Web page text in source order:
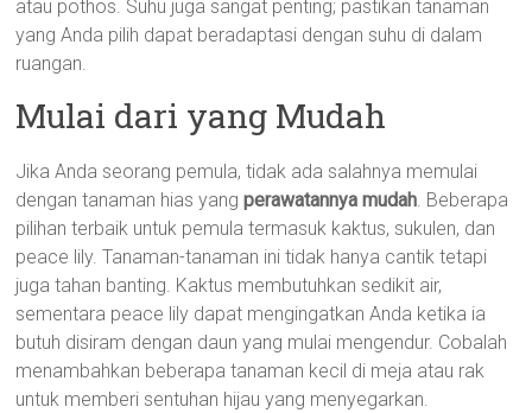
atau pothos. Suhu juga sangat penting; pastikan tanaman
yang Anda pilih dapat beradaptasi dengan suhu di dalam
ruangan.
Mulai dari yang Mudah
Jika Anda seorang pemula, tidak ada salahnya memulai
dengan tanaman hias yangperawatannya mudah. Beberapa
pilihan terbaik untuk pemula termasuk kaktus, sukulen, dan
peace lily. Tanaman-tanaman ini tidak hanya cantik tetapi
juga tahan banting. Kaktus membutuhkan sedikit air,
sementara peace lily dapat mengingatkan Anda ketika ia
butuh disiram dengan daun yang mulai mengendur. Cobalah
menambahkan beberapa tanaman kecil di meja atau rak
untuk memberi sentuhan hijau yang menyegarkan.